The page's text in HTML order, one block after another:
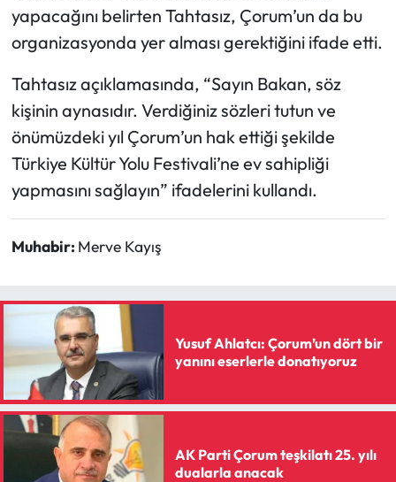
yapacağını belirten Tahtasız, Çorum’un da bu
organizasyonda yer alması gerektiğini ifade etti.
Tahtasız açıklamasında, “Sayın Bakan, söz
kişinin aynasıdır. Verdiğiniz sözleri tutun ve
önümüzdeki yıl Çorum’un hak ettiği şekilde
Türkiye Kültür Yolu Festivali’ne ev sahipliği
yapmasını sağlayın” ifadelerini kullandı.
Muhabir: Merve Kayış
Yusuf Ahlatcı: Çorum’un dört bir
yanını eserlerle donatıyoruz
AK Parti Çorum teşkilatı 25. yılı
dualarla anacak
Siyaset
Sungurlu Haberleri
Turizm
Uğurludağ Haberleri
Yaşam
Yemek Tarifleri
Yerel Haberler